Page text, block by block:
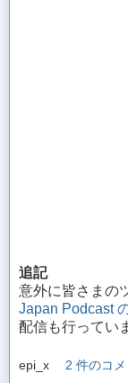
追記
意外に皆さまの
Japan Podcast
配信も行ってい
epi_x 2 件のコ